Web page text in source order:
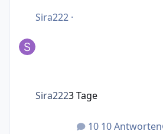
Sira222 ·
10 Antworten
Sira2223 Tage